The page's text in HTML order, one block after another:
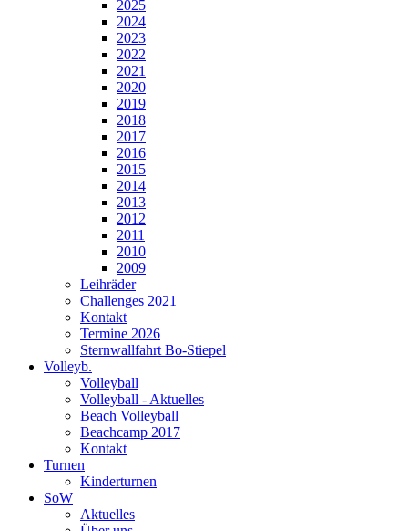
2025
2024
2023
2022
2021
2020
2019
2018
2017
2016
2015
2014
2013
2012
2011
2010
2009
Leihräder
Challenges 2021
Kontakt
Termine 2026
Sternwallfahrt Bo-Stiepel
Volleyb.
Volleyball
Volleyball - Aktuelles
Beach Volleyball
Beachcamp 2017
Kontakt
Turnen
Kinderturnen
SoW
Aktuelles